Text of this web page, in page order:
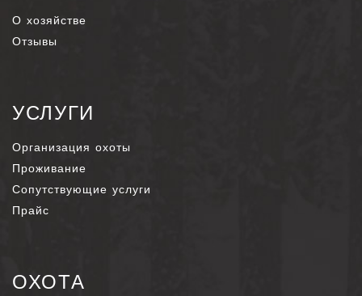
О хозяйстве
Отзывы
УСЛУГИ
Организация охоты
Проживание
Сопутствующие услуги
Прайс
ОХОТА